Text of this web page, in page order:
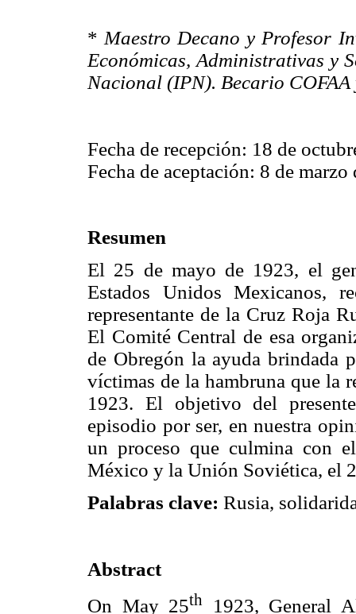
* Maestro Decano y Profesor
Económicas, Administrativas y
Nacional (IPN). Becario COFAA
Fecha de recepción: 18 de
Fecha de aceptación: 8 de marzo
Resumen
El 25 de mayo de 1923, el
Estados Unidos Mexicanos,
representante de la Cruz Roja
El Comité Central de esa
de Obregón la ayuda brindada
víctimas de la hambruna que la
1923. El objetivo del
episodio por ser, en nuestra
un proceso que culmina con
México y la Unión Soviética, el
Palabras clave: Rusia,
Abstract
On May 25th
1923, General